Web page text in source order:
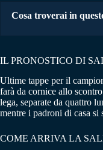
Cosa troverai in
IL PRONOSTICO DI
Ultime tappe per il
farà da cornice allo
lega, separate da quattro
mentre i padroni di casa
COME ARRIVA LA